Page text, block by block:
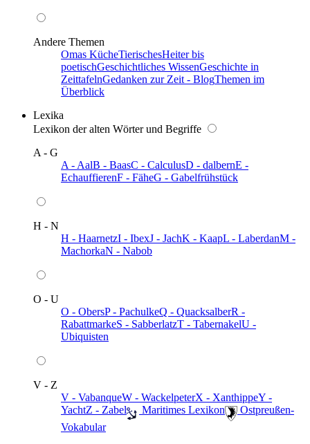
Andere Themen
Omas KücheTierischesHeiter bis
poetischGeschichtliches WissenGeschichte in
ZeittafelnGedanken zur Zeit - BlogThemen im
Überblick
Lexika
Lexikon der alten Wörter und Begriffe
A - G
A - AalB - BaasC - CalculusD - dalbernE -
EchauffierenF - FäheG - Gabelfrühstück
H - N
H - HaarnetzI - IbexJ - JachK - KaapL - LaberdanM -
MachorkaN - Nabob
O - U
O - ObersP - PachulkeQ - QuacksalberR -
RabattmarkeS - SabberlatzT - TabernakelU -
Ubiquisten
V - Z
V - VabanqueW - WackelpeterX - XanthippeY -
YachtZ - Zabel ️ Maritimes Lexikon
️ Ostpreußen-
Vokabular